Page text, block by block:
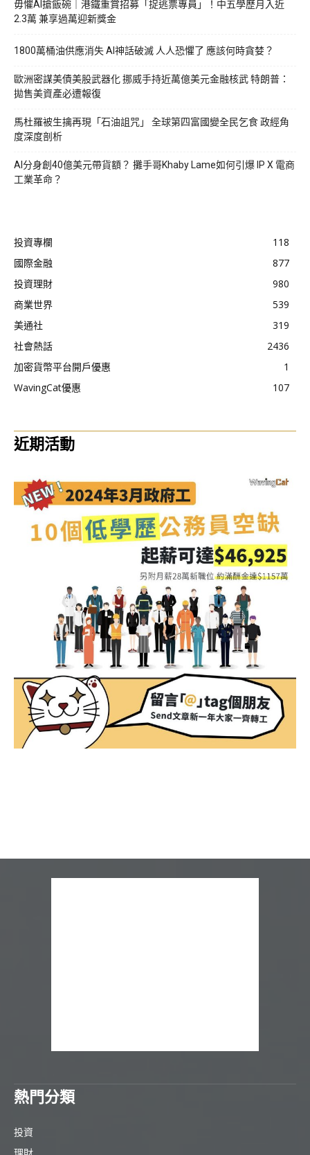
毋懼AI搶飯碗｜港鐵重賞招募「捉逃票專員」！中五學歷月入近
2.3萬 兼享過萬迎新獎金
1800萬桶油供應消失 AI神話破滅 人人恐懼了 應該何時貪婪？
歐洲密謀美債美股武器化 挪威手持近萬億美元金融核武 特朗普：
拋售美資產必遭報復
馬杜羅被生擒再現「石油詛咒」 全球第四富國變全民乞食 政經角
度深度剖析
AI分身創40億美元帶貨額？ 攤手哥Khaby Lame如何引爆 IP X 電商
工業革命？
投資專欄
118
國際金融
877
投資理財
980
商業世界
539
美通社
319
社會熱話
2436
加密貨幣平台開戶優惠
1
WavingCat優惠
107
近期活動
熱門分類
投資